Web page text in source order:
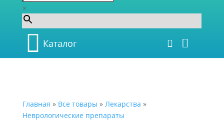
×
Каталог
Главная » Все товары » Лекарства »
Неврологические препараты